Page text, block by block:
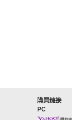
購買鏈接
PC